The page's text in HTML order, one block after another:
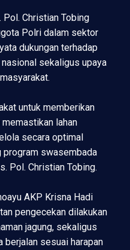
Christian Tobing
Polri dalam sektor
dukungan terhadap
sekaligus upaya
untuk memberikan
lahan
secara optimal
program swasembada
Pol. Christian Tobing.
AKP Krisna Hadi
pengecekan dilakukan
jagung, sekaligus
sesuai harapan